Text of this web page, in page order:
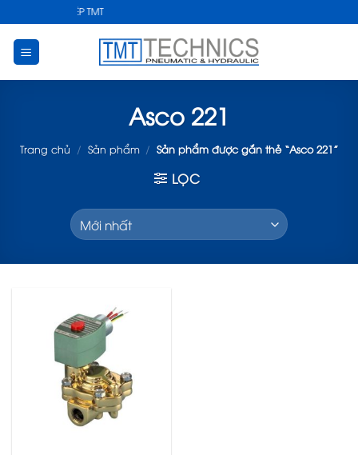
to
content
CÔNG NGHIỆP TMT
Asco 221
Trang chủ / Sản phẩm / Sản phẩm được gắn thẻ “Asco 221”
LỌC